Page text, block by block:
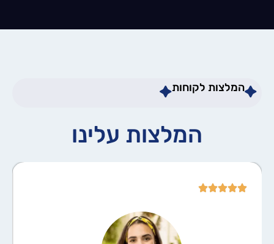
המלצות לקוחות
המלצות עלינו